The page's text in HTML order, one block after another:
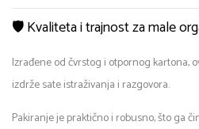
🛡️ Kvaliteta i trajnost za male
Izrađene od čvrstog i otpornog kartona,
izdrže sate istraživanja i razgovora.
Pakiranje je praktično i robusno, što ga